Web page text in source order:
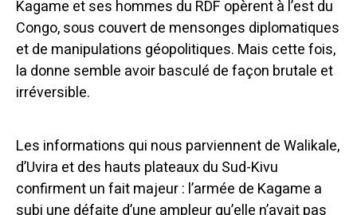
Kagame et ses hommes du RDF opèrent à l’est du
Congo, sous couvert de mensonges diplomatiques
et de manipulations géopolitiques. Mais cette fois,
la donne semble avoir basculé de façon brutale et
irréversible.
Les informations qui nous parviennent de Walikale,
d’Uvira et des hauts plateaux du Sud-Kivu
confirment un fait majeur : l’armée de Kagame a